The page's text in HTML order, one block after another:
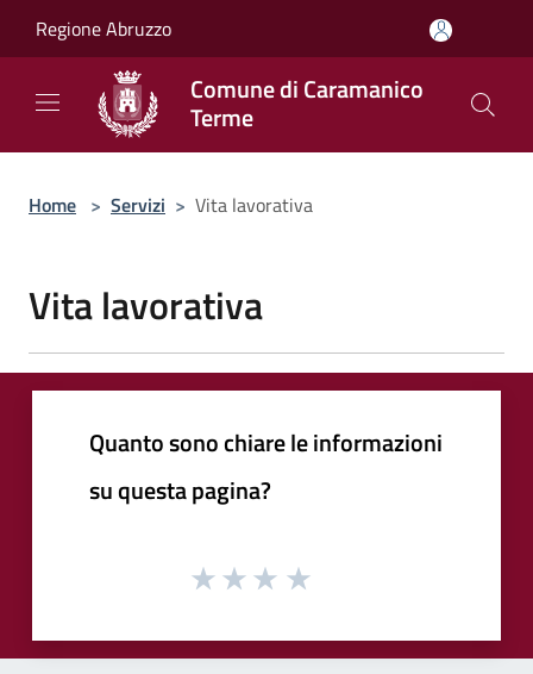
Regione Abruzzo
Comune di Caramanico
Terme
Home > Servizi > Vita lavorativa
Vita lavorativa
Quanto sono chiare le informazioni
su questa pagina?